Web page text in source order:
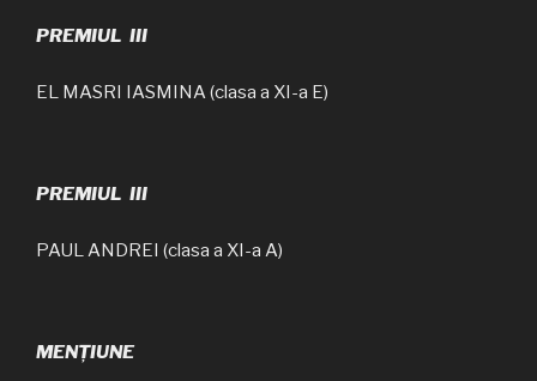
PREMIUL III
EL MASRI IASMINA (clasa a XI-a E)
PREMIUL III
PAUL ANDREI (clasa a XI-a A)
MENȚIUNE